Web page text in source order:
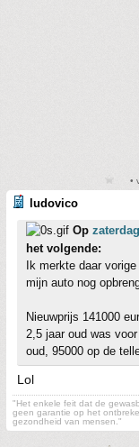
•
ludovico
Op
het volgende:
Ik merkte daar
mijn auto nog
Nieuwprijs 141000
2,5 jaar oud was
oud, 95000 op de
Lol
"Het enkele feit dat de
geen garantie op het
gezondheid van mensen."